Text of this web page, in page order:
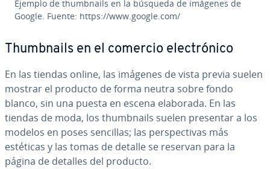
Ejemplo de thu­m­b­nai­ls en la búsqueda de imágenes de
Google. Fuente: https://www.google.com/
Thu­m­b­nai­ls en el comercio ele­c­tró­ni­co
En las tiendas online, las imágenes de vista previa suelen
mostrar el producto de forma neutra sobre fondo
blanco, sin una puesta en escena elaborada. En las
tiendas de moda, los thu­m­b­nai­ls suelen presentar a los
modelos en poses sencillas; las pe­r­s­pe­c­ti­vas más
estéticas y las tomas de detalle se reservan para la
página de detalles del producto.